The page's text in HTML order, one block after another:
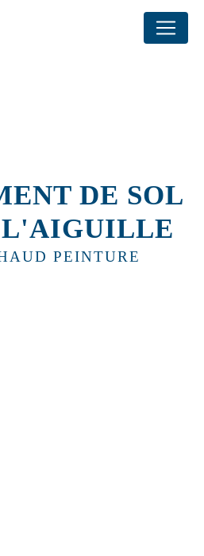
DE SOL
PEINTURE